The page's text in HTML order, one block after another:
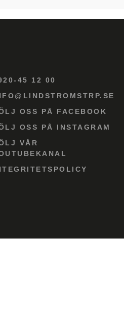
45 12 00
OSS PÅ FACEBOOK
OSS PÅ INSTAGRAM
VÅR